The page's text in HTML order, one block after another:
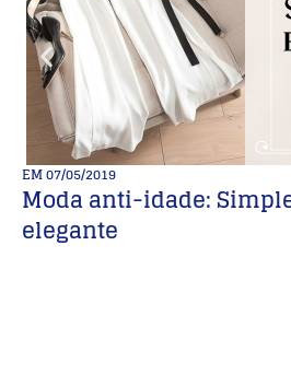
EM07/05/2019
Moda anti-idade:
elegante